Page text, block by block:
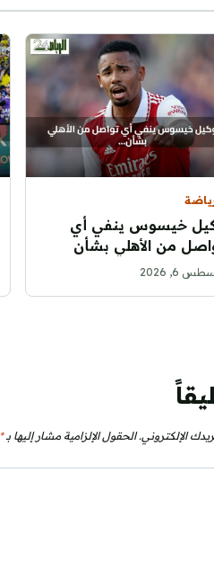
خيسوس ينفي أي
من الأهلي بشأن
اللاعب6, 2026
الإلكتروني. الحقول الإلزامية مشار إليها بـ*